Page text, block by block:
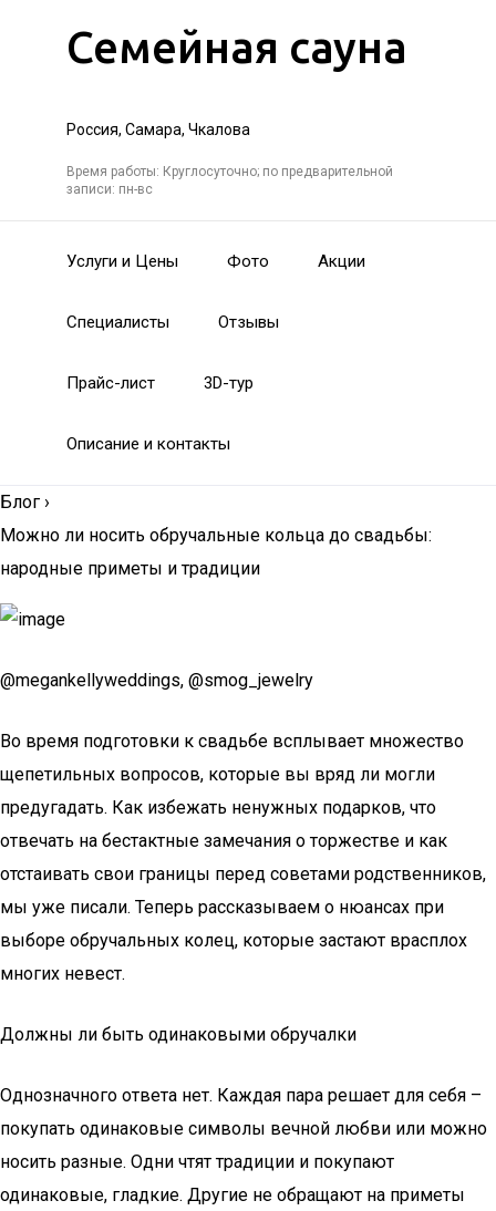
Семейная сауна
Россия, Самара, Чкалова
Время работы: Круглосуточно; по предварительной
записи: пн-вс
Услуги и Цены Фото Акции
Специалисты Отзывы
Прайс-лист 3D-тур
Описание и контакты
Блог ›
Можно ли носить обручальные кольца до свадьбы:
народные приметы и традиции
@megankellyweddings, @smog_jewelry
Во время подготовки к свадьбе всплывает множество
щепетильных вопросов, которые вы вряд ли могли
предугадать. Как избежать ненужных подарков, что
отвечать на бестактные замечания о торжестве и как
отстаивать свои границы перед советами родственников,
мы уже писали. Теперь рассказываем о нюансах при
выборе обручальных колец, которые застают врасплох
многих невест.
Должны ли быть одинаковыми обручалки
Однозначного ответа нет. Каждая пара решает для себя –
покупать одинаковые символы вечной любви или можно
носить разные. Одни чтят традиции и покупают
одинаковые, гладкие. Другие не обращают на приметы